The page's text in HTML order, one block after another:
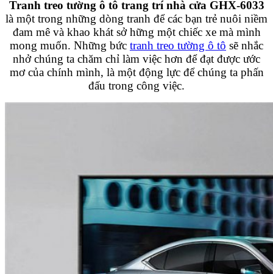
Tranh treo tường ô tô trang trí nhà cửa GHX-6033
là một trong những dòng tranh để các bạn trẻ nuôi niềm
đam mê và khao khát sở hững một chiếc xe mà mình
mong muốn. Những bức tranh treo tường ô tô sẽ nhắc
nhở chúng ta chăm chỉ làm việc hơn để đạt được ước
mơ của chính mình, là một động lực để chúng ta phấn
đấu trong công việc.